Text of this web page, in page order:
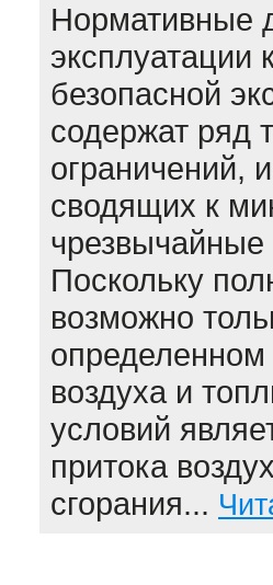
Нормативные
эксплуатации
безопасной
содержат ряд
ограничений,
сводящих к
чрезвычайные
Поскольку
возможно
воздуха и
условий
притока
сгорания...